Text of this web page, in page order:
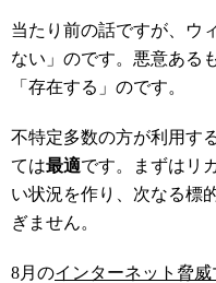
当たり前の話ですが、ウ
ない」のです。悪意ある
「存在する」のです。
不特定多数の方が利用す
ては最適です。まずはリ
い状況を作り、次なる標
ぎません。
8月のインターネット脅